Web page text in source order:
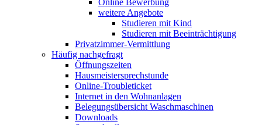
Online Bewerbung
weitere Angebote
Studieren mit Kind
Studieren mit Beeinträchtigung
Privatzimmer-Vermittlung
Häufig nachgefragt
Öffnungszeiten
Hausmeistersprechstunde
Online-Troubleticket
Internet in den Wohnanlagen
Belegungsübersicht Waschmaschinen
Downloads